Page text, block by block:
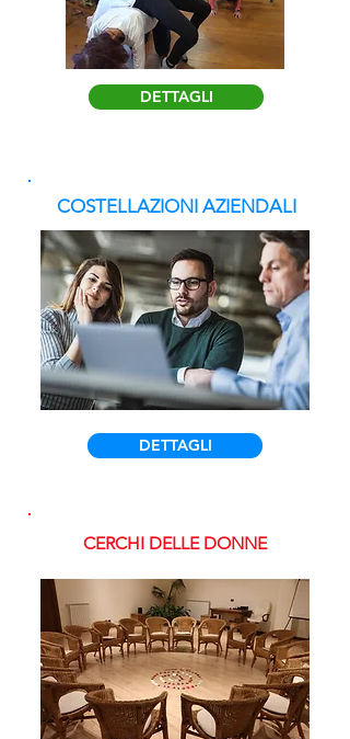
DETTAGLI
COSTELLAZIONI AZIENDALI
DETTAGLI
CERCHI DELLE DONNE